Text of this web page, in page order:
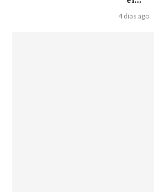
4 días ago